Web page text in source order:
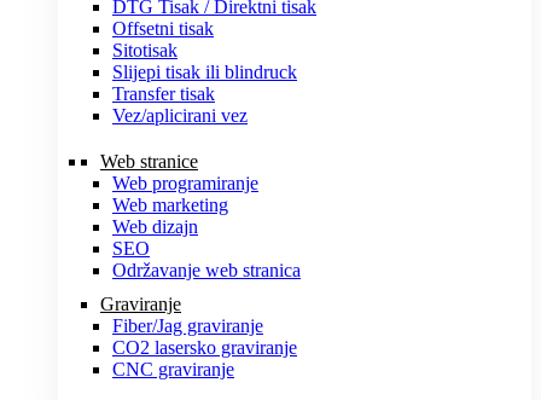
DTG Tisak / Direktni tisak
Offsetni tisak
Sitotisak
Slijepi tisak ili blindruck
Transfer tisak
Vez/aplicirani vez
Web stranice
Web programiranje
Web marketing
Web dizajn
SEO
Održavanje web stranica
Graviranje
Fiber/Jag graviranje
CO2 lasersko graviranje
CNC graviranje